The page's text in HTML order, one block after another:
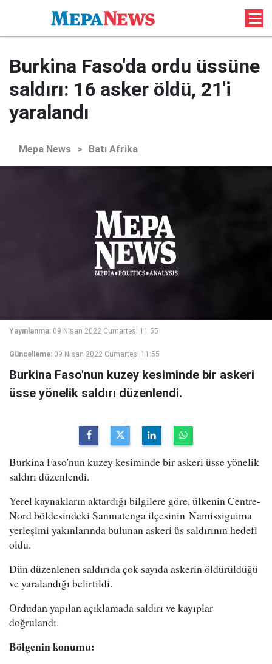
Burkina Faso'da ordu üssüne
saldırı: 16 asker öldü, 21'i
yaralandı
Mepa News > Batı Afrika
Yayınlanma: 09 Nisan 2022 Cumartesi 11:55
Güncelleme: 09 Nisan 2022 Cumartesi 11:55
Burkina Faso'nun kuzey kesiminde bir askeri
üsse yönelik saldırı düzenlendi.
Burkina Faso'nun kuzey kesiminde bir askeri üsse yönelik
saldırı düzenlendi.
Yerel kaynakların aktardığı bilgilere göre, ülkenin Centre-
Nord böldesindeki Sanmatenga ilçesinin Namissiguima
yerleşimi yakınlarındabulunan askeri üs saldırının hedefi
oldu.
Dün düzenlenen saldırıda çok sayıda askerin öldürüldüğü
ve yaralandığı belirtildi.
Ordudan yapılan açıklamada saldırı ve kayıplar
doğrulandı.
Bölgenin konumu: